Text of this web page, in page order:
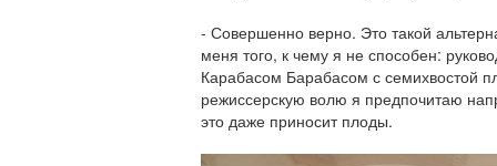
- Совершенно верно. Это такой
меня того, к чему я не способен:
Карабасом Барабасом с семихвостой
режиссерскую волю я предпочитаю
это даже приносит плоды.